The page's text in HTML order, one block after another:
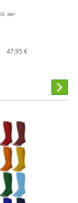
der
47,95 €